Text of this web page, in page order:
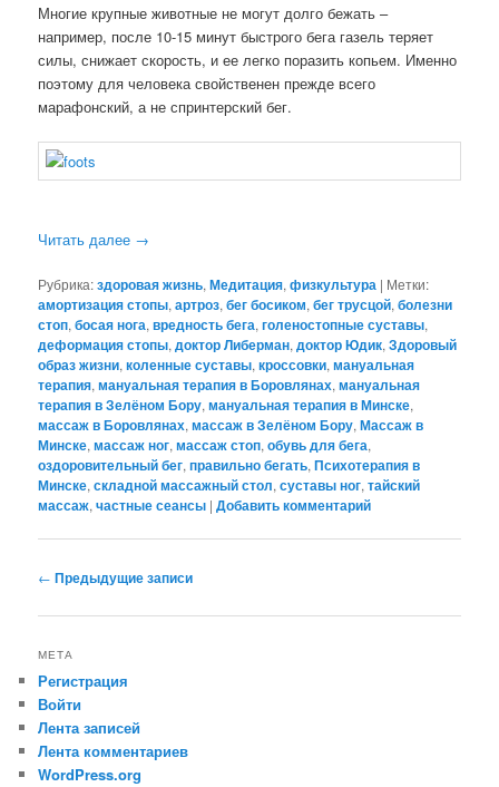
Многие крупные животные не могут долго бежать –
например, после 10-15 минут быстрого бега газель теряет
силы, снижает скорость, и ее легко поразить копьем. Именно
поэтому для человека свойственен прежде всего
марафонский, а не спринтерский бег.
Читать далее →
Рубрика:здоровая жизнь,Медитация,физкультура | Метки:
амортизация стопы,артроз,бег босиком,бег трусцой,болезни
стоп,босая нога,вредность бега,голеностопные суставы,
деформация стопы,доктор Либерман,доктор Юдик,Здоровый
образ жизни,коленные суставы,кроссовки,мануальная
терапия,мануальная терапия в Боровлянах,мануальная
терапия в Зелёном Бору,мануальная терапия в Минске,
массаж в Боровлянах,массаж в Зелёном Бору,Массаж в
Минске,массаж ног,массаж стоп,обувь для бега,
оздоровительный бег,правильно бегать,Психотерапия в
Минске,складной массажный стол,суставы ног,тайский
массаж,частные сеансы |Добавить комментарий
Навигация
записям
← Предыдущие записи
МЕТА
Регистрация
Войти
Лента записей
Лента комментариев
WordPress.org